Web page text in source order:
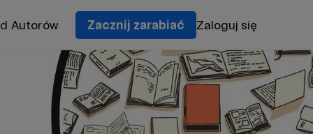
Autorów Zacznij zarabiać Zaloguj się